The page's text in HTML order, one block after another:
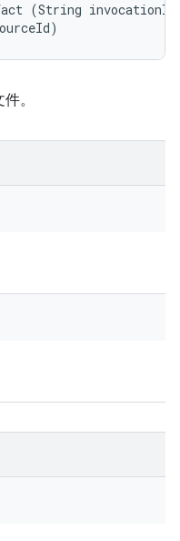
(String
。